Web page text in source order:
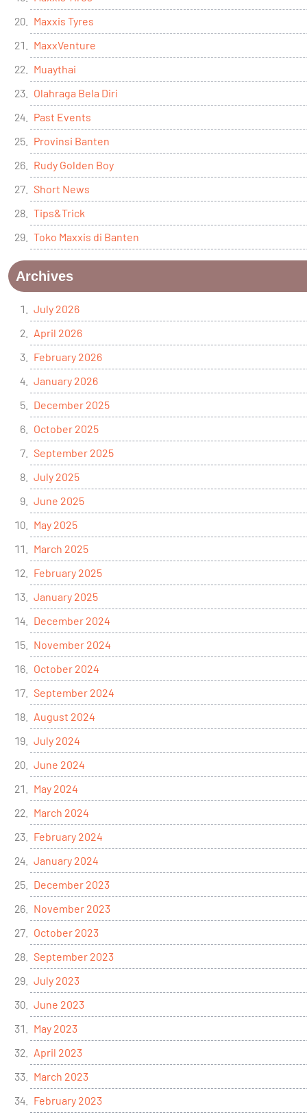
Maxxis Tyres
MaxxVenture
Muaythai
Olahraga Bela Diri
Past Events
Provinsi Banten
Rudy Golden Boy
Short News
Tips&Trick
Toko Maxxis di Banten
Archives
July 2026
April 2026
February 2026
January 2026
December 2025
October 2025
September 2025
July 2025
June 2025
May 2025
March 2025
February 2025
January 2025
December 2024
November 2024
October 2024
September 2024
August 2024
July 2024
June 2024
May 2024
March 2024
February 2024
January 2024
December 2023
November 2023
October 2023
September 2023
July 2023
June 2023
May 2023
April 2023
March 2023
February 2023